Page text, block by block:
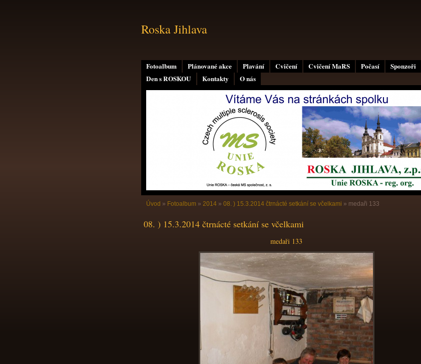
Fotoalbum Plánované akce Plavání Cvičení Cvičení MaRS Počasí Sponzoři
Den s ROSKOU
Kontakty O nás
Roska Jihlava
Úvod » Fotoalbum » 2014 » 08. ) 15.3.2014 čtrnácté setkání se včelkami » medaři 133
08. ) 15.3.2014 čtrnácté setkání se včelkami
medaři 133